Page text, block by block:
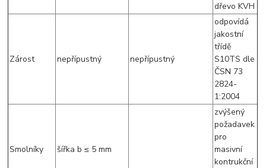
dřevo KVH
Zárost nepřípustný nepřípustný
odpovídá
jakostní
třídě
S10TS dle
ČSN 73
2824-
1:2004
Smolníky šířka b ≤ 5 mm
zvýšený
požadavek
pro
masivní
kontrukční